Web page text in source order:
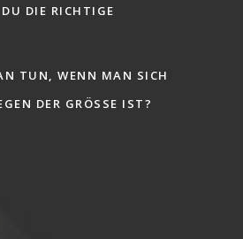
DIE RICHTIGE
TUN, WENN MAN SICH
DER GRÖSSE IST?